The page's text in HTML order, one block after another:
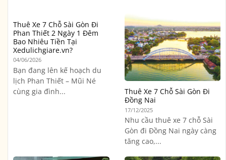
Thuê Xe 7 Chỗ Sài Gòn Đi
Phan Thiết 2 Ngày 1 Đêm
Bao Nhiêu Tiền Tại
Xedulichgiare.vn?
04/06/2026
Bạn đang lên kế hoạch du
lịch Phan Thiết – Mũi Né
cùng gia đình...
Thuê Xe 7 Chỗ Sài Gòn Đi
Đồng Nai
17/12/2025
Nhu cầu thuê xe 7 chỗ Sài
Gòn đi Đồng Nai ngày càng
tăng cao,...